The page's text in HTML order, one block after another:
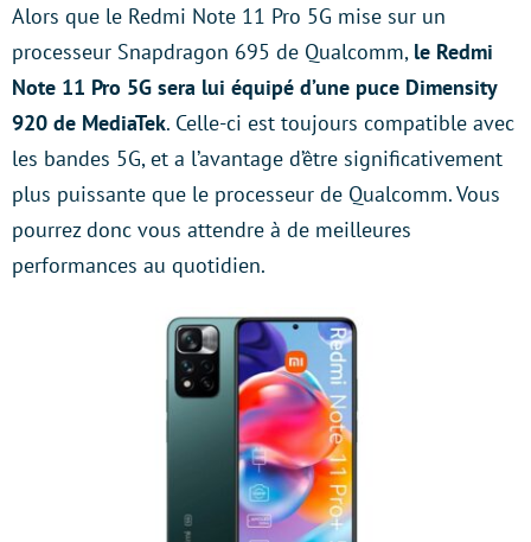
Alors que le Redmi Note 11 Pro 5G mise sur un
processeur Snapdragon 695 de Qualcomm, le Redmi
Note 11 Pro 5G sera lui équipé d’une puce Dimensity
920 de MediaTek. Celle-ci est toujours compatible avec
les bandes 5G, et a l’avantage d’être significativement
plus puissante que le processeur de Qualcomm. Vous
pourrez donc vous attendre à de meilleures
performances au quotidien.